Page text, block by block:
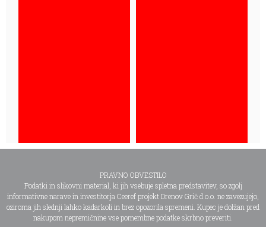
PRAVNO OBVESTILO
Podatki in slikovni material, ki jih vsebuje spletna predstavitev, so zgolj
informativne narave in investitorja Ceeref projekt Drenov Grič d.o.o. ne zavezujejo,
oziroma jih slednji lahko kadarkoli in brez opozorila spremeni. Kupec je dolžan pred
nakupom nepremičnine vse pomembne podatke skrbno preveriti.